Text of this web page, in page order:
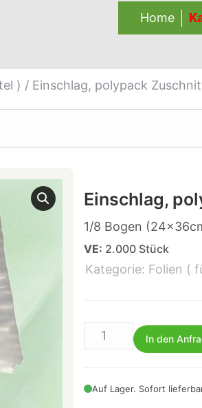
Home
) / Einschlag, polypack
Einschlag,
1/8 Bogen
VE: 2.000 Stück
Kategorie: Folien (
In den
Auf Lager. Sofort